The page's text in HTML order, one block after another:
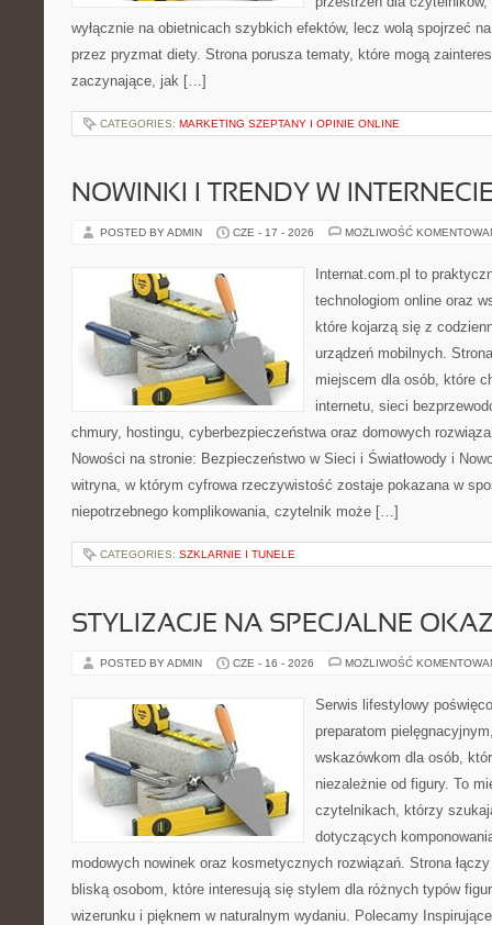
wyłącznie na obietnicach szybkich efektów, lecz wolą spojrzeć
przez pryzmat diety. Strona porusza tematy, które mogą
zaczynające, jak […]
CATEGORIES: MARKETING SZEPTANY I OPINIE ONLINE
NOWINKI I TRENDY W
POSTED BY ADMIN CZE - 17 - 2026 MOŻLIWOŚĆ
Internat.com.pl to
technologiom online oraz
które kojarzą się z
urządzeń mobilnych.
miejscem dla osób, które
internetu, sieci
chmury, hostingu, cyberbezpieczeństwa oraz domowych
Nowości na stronie: Bezpieczeństwo w Sieci i Światłowody i
witryna, w którym cyfrowa rzeczywistość zostaje pokazana w
niepotrzebnego komplikowania, czytelnik może […]
CATEGORIES: SZKLARNIE I TUNELE
STYLIZACJE NA SPECJALNE
POSTED BY ADMIN CZE - 16 - 2026 MOŻLIWOŚĆ
Serwis lifestylowy
preparatom
wskazówkom dla osób,
niezależnie od figury. To
czytelnikach, którzy
dotyczących
modowych nowinek oraz kosmetycznych rozwiązań. Strona
bliską osobom, które interesują się stylem dla różnych typów
wizerunku i pięknem w naturalnym wydaniu. Polecamy